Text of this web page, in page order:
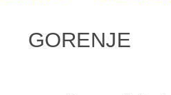
GORENJE